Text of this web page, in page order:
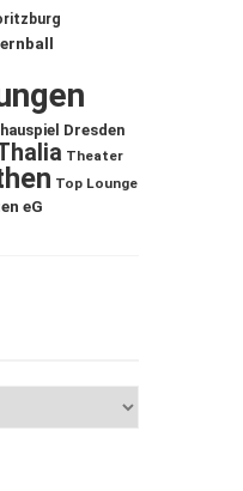
Dresden
Theater
Top Lounge
eG